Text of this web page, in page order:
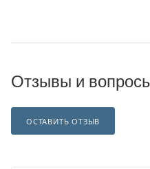
Отзывы и
ОСТАВИТЬ ОТЗЫВ